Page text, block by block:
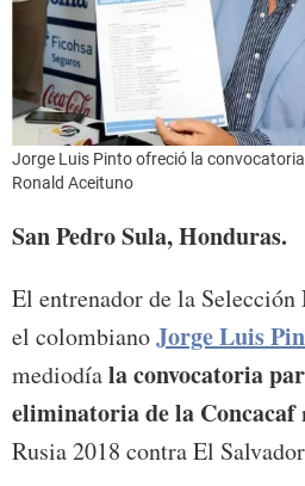
Jorge Luis Pinto ofreció la
Ronald Aceituno
San Pedro Sula, Honduras.
El entrenador de la
el colombianoJorge Luis
mediodíala convocatoria
eliminatoria de la Concacaf
Rusia 2018 contra El